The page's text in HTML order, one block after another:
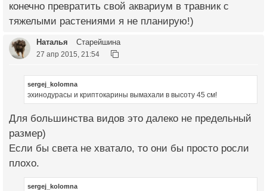
конечно превратить свой аквариум в травник с
тяжелыми растениями я не планирую!)
Наталья Старейшина
27 апр 2015, 21:54
sergej_kolomna
эхинодурасы и криптокарины вымахали в высоту 45 см!
Для большинства видов это далеко не предельный
размер)
Если бы света не хватало, то они бы просто росли
плохо.
sergej_kolomna